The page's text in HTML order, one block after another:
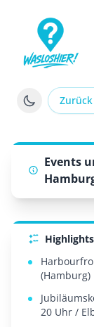
WasLosHier
Events
(Hamburg)
20 Uhr /